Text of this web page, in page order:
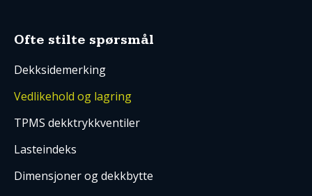
Ofte stilte spørsmål
Dekksidemerking
Vedlikehold og lagring
TPMS dekktrykkventiler
Lasteindeks
Dimensjoner og dekkbytte